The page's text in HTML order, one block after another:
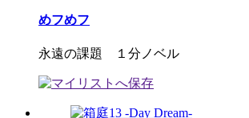
めフめフ
永遠の課題 １分ノベル